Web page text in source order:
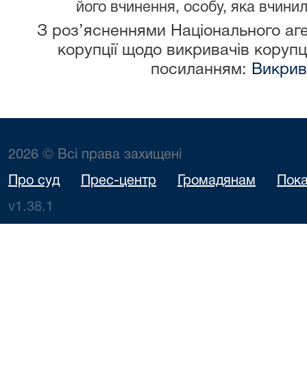
його вчинення, особу, яка
З роз’ясненнями Національного
корупції щодо викривачів
посиланням:
2026 © Всі права захищені
Про суд Прес-центр Громадянам
v1.38.1